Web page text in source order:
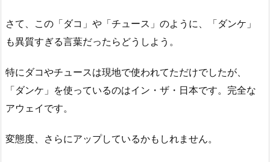
さて、この「ダコ」や「チュース」のように、「ダンケ」
も異質すぎる言葉だったらどうしよう。
特にダコやチュースは現地で使われてただけでしたが、
「ダンケ」を使っているのはイン・ザ・日本です。完全な
アウェイです。
変態度、さらにアップしているかもしれません。